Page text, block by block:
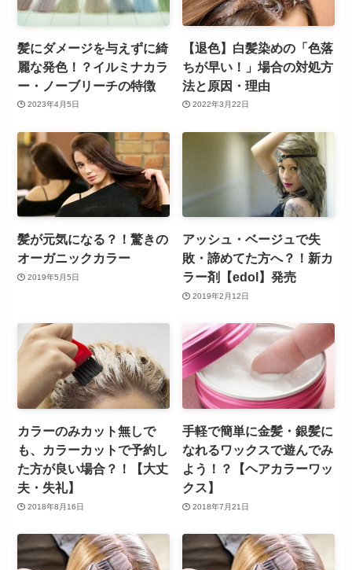
髪にダメージを与えずに綺
麗な発色！？イルミナカラ
ー・ノーブリーチの特徴
2023年4月5日
【退色】白髪染めの「色落
ちが早い！」場合の対処方
法と原因・理由
2022年3月22日
髪が元気になる？！驚きの
オーガニックカラー
2019年5月5日
アッシュ・ベージュで失
敗・諦めてた方へ？！新カ
ラー剤【edol】発売
2019年2月12日
カラーのみカット無しで
も、カラーカットで予約し
た方が良い場合？！【大丈
夫・失礼】
2018年8月16日
手軽で簡単に金髪・銀髪に
なれるワックスで遊んでみ
よう！？【ヘアカラーワッ
クス】
2018年7月21日